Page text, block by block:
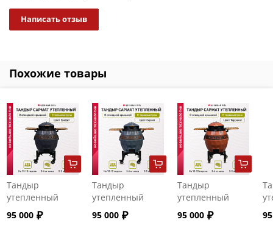
Написать отзыв
Похожие товары
Тандыр
утепленный
"Сармат" с
откидной
95 000
Тандыр
утепленный
"Сармат" с
откидной
95 000
Тандыр
утепленный
"Сармат" с
откидной
95 000